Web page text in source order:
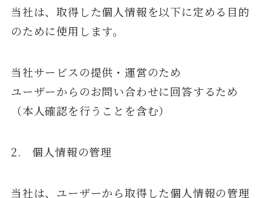
当社は、取得した個人情報を以下に定める目的
のために使用します。
当社サービスの提供・運営のため
ユーザーからのお問い合わせに回答するため
（本人確認を行うことを含む）
2. 個人情報の管理
当社は、ユーザーから取得した個人情報の管理